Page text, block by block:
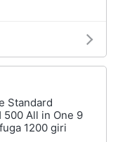
Standard
500 All in One 9
1200 giri